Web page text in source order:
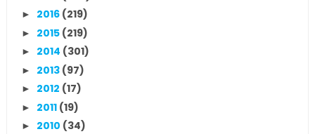
► 2016 (219)
► 2015 (219)
► 2014 (301)
► 2013 (97)
► 2012 (17)
► 2011 (19)
► 2010 (34)